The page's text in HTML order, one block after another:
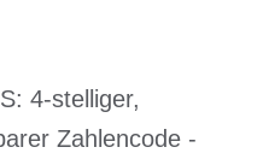
4-stelliger,
Zahlencode -